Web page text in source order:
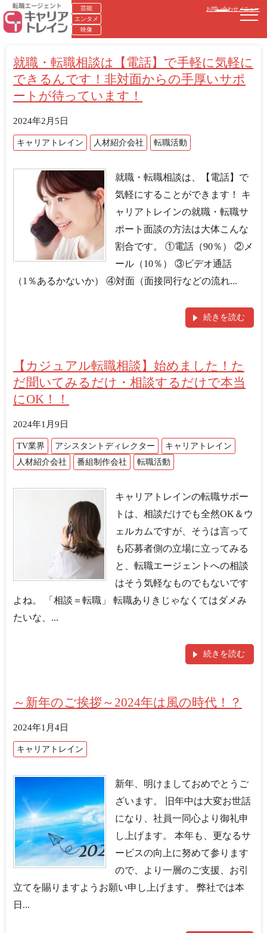
芸能
エンタメ
映像
お問い合わせメニュー
就職・転職相談は【電話】で手軽に気軽に
できるんです！非対面からの手厚いサポ
ートが待っています！
2024年2月5日
キャリアトレイン 人材紹介会社 転職活動
就職・転職相談は、【電話】で
気軽にすることができます！ キ
ャリアトレインの就職・転職サ
ポート面談の方法は大体こんな
割合です。 ①電話（90％） ②メ
ール（10％） ③ビデオ通話
（1％あるかないか） ④対面（面接同行などの流れ...
続きを読む
【カジュアル転職相談】始めました！た
だ聞いてみるだけ・相談するだけで本当
にOK！！
2024年1月9日
TV業界 アシスタントディレクター
キャリアトレイン
人材紹介会社
番組制作会社 転職活動
キャリアトレインの転職サポー
トは、相談だけでも全然OK＆ウ
ェルカムですが、そうは言って
も応募者側の立場に立ってみる
と、転職エージェントへの相談
はそう気軽なものでもないです
よね。 「相談＝転職」 転職ありきじゃなくてはダメみ
たいな、...
続きを読む
～新年のご挨拶～2024年は風の時代！？
2024年1月4日
キャリアトレイン
新年、明けましておめでとうご
ざいます。 旧年中は大変お世話
になり、社員一同心より御礼申
し上げます。 本年も、更なるサ
ービスの向上に努めて参ります
ので、より一層のご支援、お引
立てを賜りますようお願い申し上げます。 弊社では本
日...